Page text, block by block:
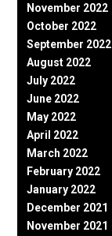
November 2022
October 2022
September 2022
August 2022
July 2022
June 2022
May 2022
April 2022
March 2022
February 2022
January 2022
December 2021
November 2021